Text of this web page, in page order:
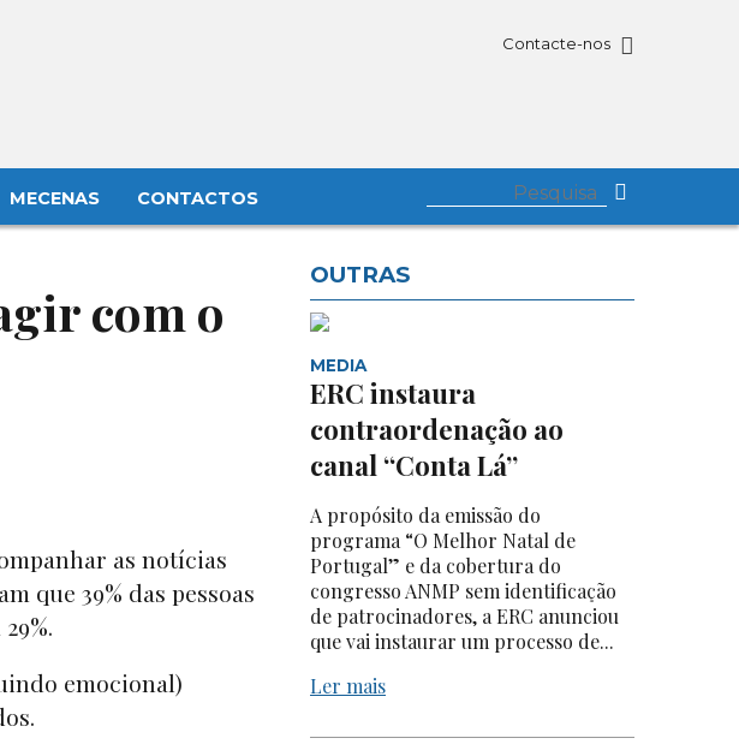
Contacte-nos
MECENAS CONTACTOS
com o
as notícias
que 39% das pessoas
emocional)
OUTRAS
MEDIA
ERC instaura
contraordenação ao
canal “Conta Lá”
A propósito da emissão do
programa “O Melhor Natal de
Portugal” e da cobertura do
congresso ANMP sem identificação
de patrocinadores, a ERC anunciou
que vai instaurar um processo de...
Ler mais